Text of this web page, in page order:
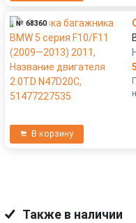
№ 68360
В корзину
Также в наличии